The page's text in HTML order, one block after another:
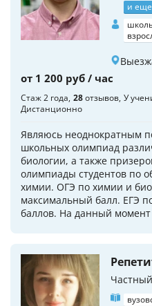
и
от 1 200 руб / час
Стаж 2 года 28отзывов У
Дистанционно
Являюсь неоднократным
школьных олимпиад
биологии, а также
олимпиады студентов по
химии. ОГЭ по химии и
максимальный балл. ЕГЭ
баллов. На данный момент